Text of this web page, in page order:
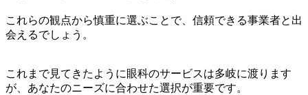
これらの観点から慎重に選ぶことで、信頼できる事業者と出
会えるでしょう。
これまで見てきたように眼科のサービスは多岐に渡ります
が、あなたのニーズに合わせた選択が重要です。